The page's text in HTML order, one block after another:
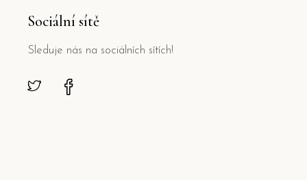
Sociální sítě
Sleduje nás na sociálních sítích!